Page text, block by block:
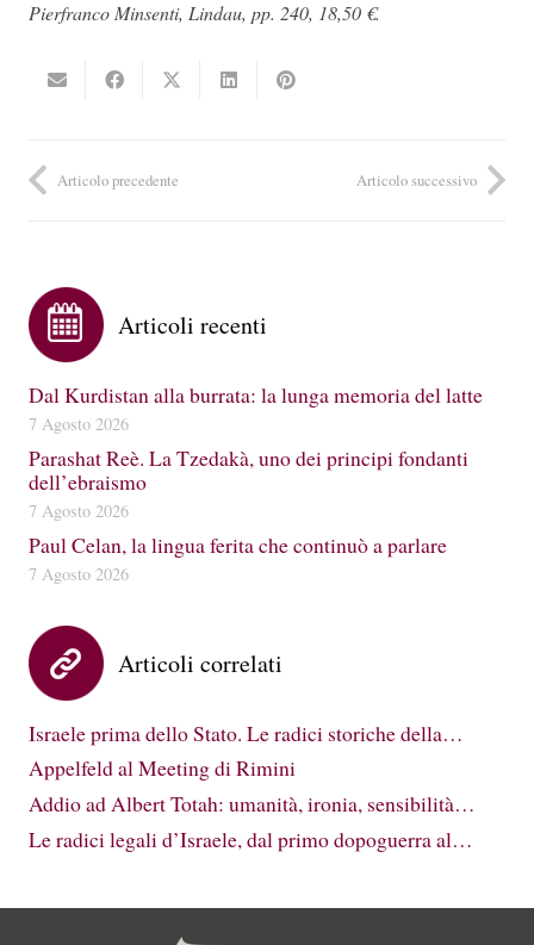
Pierfranco Minsenti, Lindau, pp. 240, 18,50 €.
Articolo precedente Articolo successivo
Articoli recenti
Dal Kurdistan alla burrata: la lunga memoria del latte
7 Agosto 2026
Parashat Reè. La Tzedakà, uno dei principi fondanti
dell’ebraismo
7 Agosto 2026
Paul Celan, la lingua ferita che continuò a parlare
7 Agosto 2026
Articoli correlati
Israele prima dello Stato. Le radici storiche della…
Appelfeld al Meeting di Rimini
Addio ad Albert Totah: umanità, ironia, sensibilità…
Le radici legali d’Israele, dal primo dopoguerra al…